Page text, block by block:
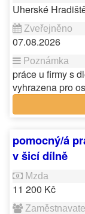
Uherské
07.08.2026
práce u firmy s
vyhrazena pro
pomocný/á
v šicí dílně
11 200 Kč